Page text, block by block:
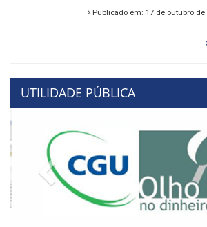
Publicado em: 17 de outubro de
UTILIDADE PÚBLICA
Previous